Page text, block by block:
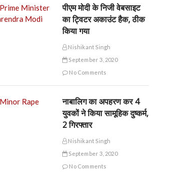
पीएम मोदी के निजी वेबसाइट
का ट्विटर अकाउंट हैक, ठीक
किया गया
Nishikant Singh
September 3, 2020
No Comments
नाबालिग का अपहरण कर 4
युवकों ने किया सामूहिक दुष्कर्म,
2 गिरफ्तार
Nishikant Singh
September 3, 2020
No Comments